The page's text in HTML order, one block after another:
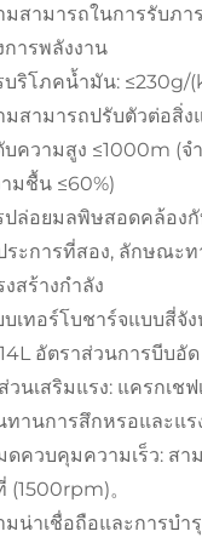
มสามารถในการรับภา
การพลังงาน
บริโภคน้ำมัน: ≤230g/
มสามารถปรับตัวต่อสิ่ง
บความสูง ≤1000m (
มชื้น ≤60%)
ปล่อยมลพิษสอดคล้องกั
ระการที่สอง, ลักษณะ
สร้างกำลัง
บเทอร์โบชาร์จแบบสี่จั
อัตราส่วนการบีบอัด
วนเสริมแรง: แครกเ
ทานการสึกหรอและแร
ดควบคุมความเร็ว: สา
(1500rpm)。
มน่าเชื่อถือและการบำ